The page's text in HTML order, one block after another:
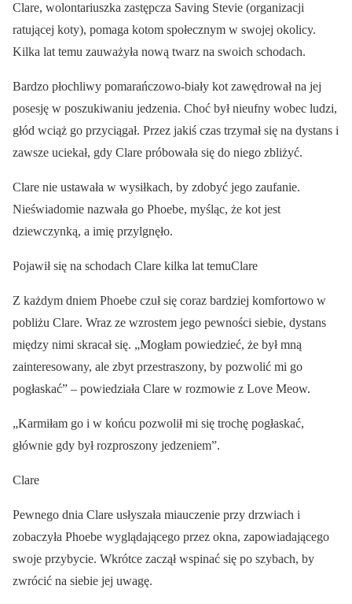
Clare, wolontariuszka zastępcza Saving Stevie (organizacji
ratującej koty), pomaga kotom społecznym w swojej okolicy.
Kilka lat temu zauważyła nową twarz na swoich schodach.
Bardzo płochliwy pomarańczowo-biały kot zawędrował na jej
posesję w poszukiwaniu jedzenia. Choć był nieufny wobec ludzi,
głód wciąż go przyciągał. Przez jakiś czas trzymał się na dystans i
zawsze uciekał, gdy Clare próbowała się do niego zbliżyć.
Clare nie ustawała w wysiłkach, by zdobyć jego zaufanie.
Nieświadomie nazwała go Phoebe, myśląc, że kot jest
dziewczynką, a imię przylgnęło.
Pojawił się na schodach Clare kilka lat temuClare
Z każdym dniem Phoebe czuł się coraz bardziej komfortowo w
pobliżu Clare. Wraz ze wzrostem jego pewności siebie, dystans
między nimi skracał się. „Mogłam powiedzieć, że był mną
zainteresowany, ale zbyt przestraszony, by pozwolić mi go
pogłaskać” – powiedziała Clare w rozmowie z Love Meow.
„Karmiłam go i w końcu pozwolił mi się trochę pogłaskać,
głównie gdy był rozproszony jedzeniem”.
Clare
Pewnego dnia Clare usłyszała miauczenie przy drzwiach i
zobaczyła Phoebe wyglądającego przez okna, zapowiadającego
swoje przybycie. Wkrótce zaczął wspinać się po szybach, by
zwrócić na siebie jej uwagę.